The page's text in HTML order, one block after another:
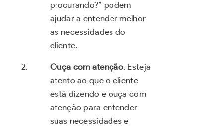
procurando?” podem
ajudar a entender melhor
as necessidades do
cliente.
Ouça com atenção. Esteja
atento ao que o cliente
está dizendo e ouça com
atenção para entender
suas necessidades e